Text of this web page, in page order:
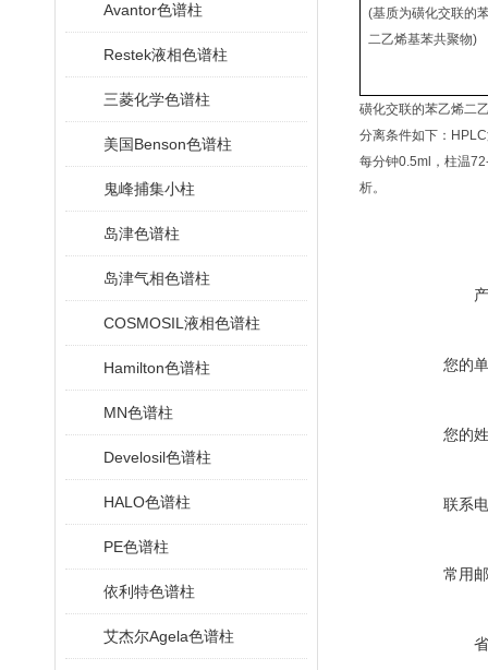
Avantor色谱柱
Restek液相色谱柱
三菱化学色谱柱
美国Benson色谱柱
鬼峰捕集小柱
岛津色谱柱
岛津气相色谱柱
COSMOSIL液相色谱柱
Hamilton色谱柱
MN色谱柱
Develosil色谱柱
HALO色谱柱
PE色谱柱
依利特色谱柱
艾杰尔Agela色谱柱
(基质为磺化交联的
二乙烯基苯共聚物)
磺化交联的苯乙烯二
分离条件如下：
每分钟0.5ml，柱温
析。
您的
您的
联系
常用